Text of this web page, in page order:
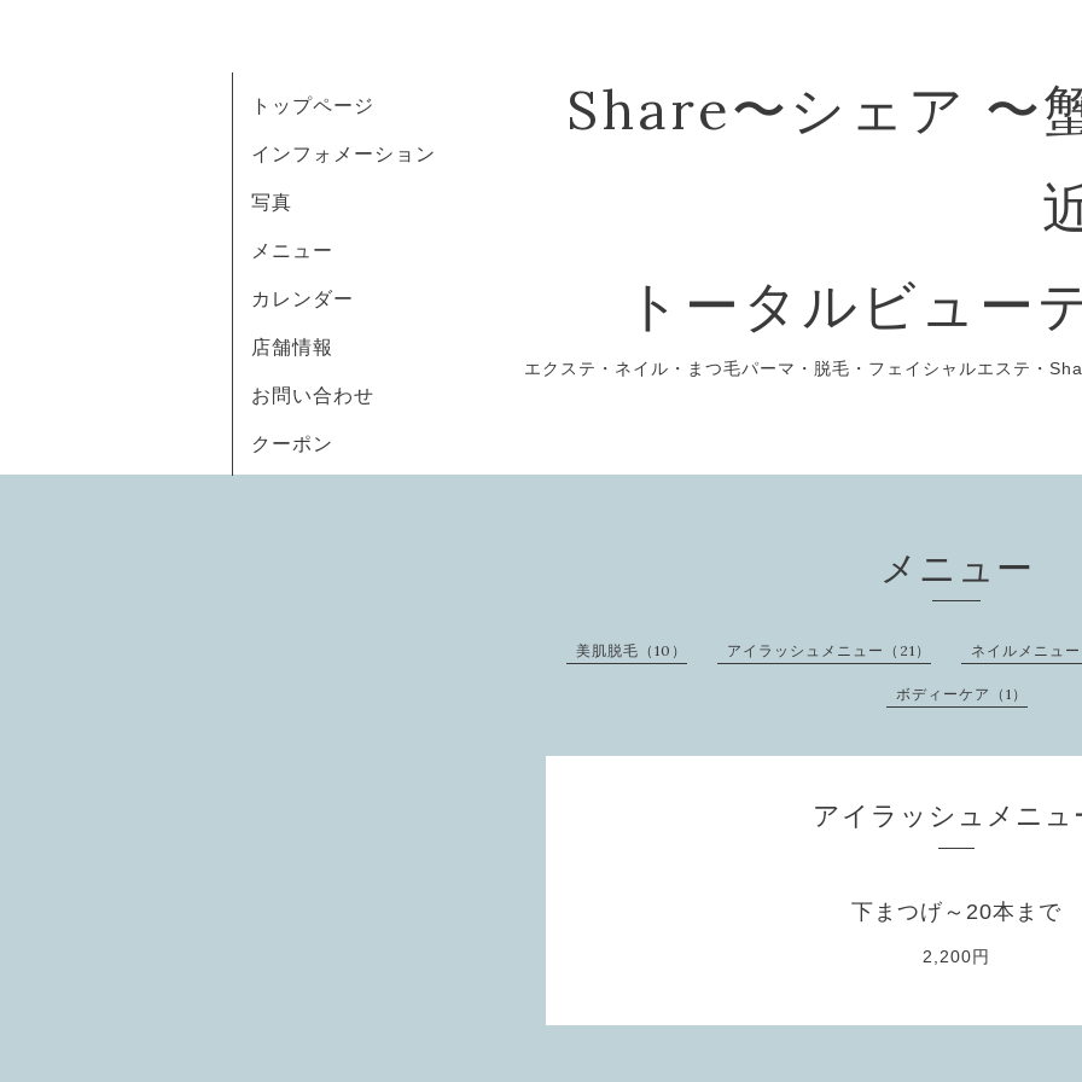
Share〜シェア 〜
トータルビュー
エクステ・ネイル・まつ毛パーマ・脱毛・フェイシャルエステ・
トップページ
インフォメーション
写真
メニュー
カレンダー
店舗情報
お問い合わせ
クーポン
メニュー
美肌脱毛（10） アイラッシュメニュー（21） ネイルメニュー
ボディーケア（1）
アイラッシュメニュ
下まつげ～20本まで
2,200円